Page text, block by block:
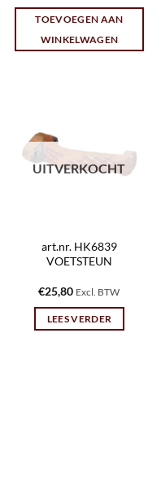
TOEVOEGEN AAN
WINKELWAGEN
UITVERKOCHT
art.nr. HK6839
VOETSTEUN
€25,80 Excl. BTW
LEES VERDER